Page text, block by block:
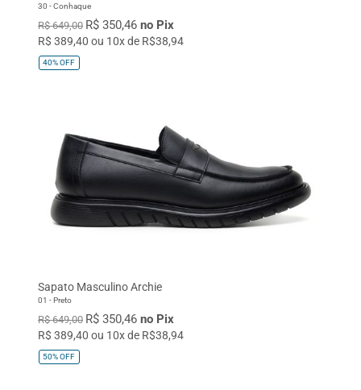
Verde Militar
Azul Marinho Laranja
Conhaque
30 - Conhaque
R$ 649,00 R$ 350,46 no Pix
R$ 389,40 ou 10x de R$38,94
40%OFF
Sapato Masculino Archie
01 - Preto
R$ 649,00 R$ 350,46 no Pix
R$ 389,40 ou 10x de R$38,94
50%OFF